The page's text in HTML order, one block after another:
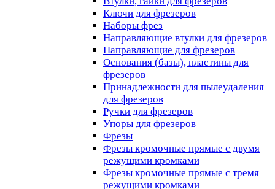
Ключи для фрезеров
Наборы фрез
Направляющие втулки для фрезеров
Направляющие для фрезеров
Основания (базы), пластины для
фрезеров
Принадлежности для пылеудаления
для фрезеров
Ручки для фрезеров
Упоры для фрезеров
Фрезы
Фрезы кромочные прямые с двумя
режущими кромками
Фрезы кромочные прямые с тремя
режущими кромками